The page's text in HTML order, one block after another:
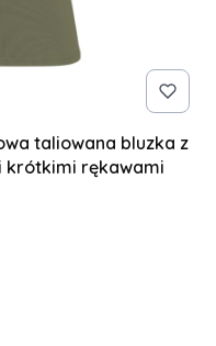
taliowana bluzka z
krótkimi rękawami